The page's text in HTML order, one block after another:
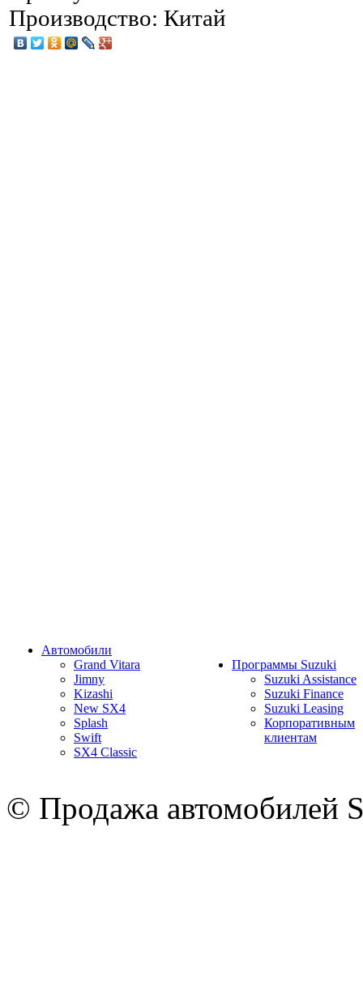
Производство: Китай
Автомобили
Grand Vitara
Jimny
Kizashi
New SX4
Splash
Swift
SX4 Classic
Программы Suzuki
Suzuki Assistance
Suzuki Finance
Suzuki Leasing
Корпоративным
клиентам
© Продажа автомобилей